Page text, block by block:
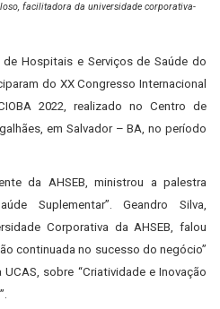
facilitadora da universidade corporativa-
Hospitais e Serviços de Saúde do
do XX Congresso Internacional
2022, realizado no Centro de
em Salvador – BA, no período
da AHSEB, ministrou a palestra
Suplementar”. Geandro Silva,
Corporativa da AHSEB, falou
continuada no sucesso do negócio”
sobre “Criatividade e Inovação